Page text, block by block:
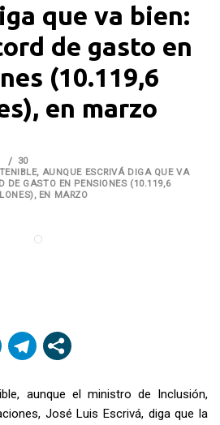
que va bien:
de gasto en
(10.119,6
en marzo
30
AUNQUE ESCRIVÁ DIGA QUE VA
DE GASTO EN PENSIONES (10.119,6
EN MARZO
aunque el ministro de Inclusión,
José Luis Escrivá, diga que la